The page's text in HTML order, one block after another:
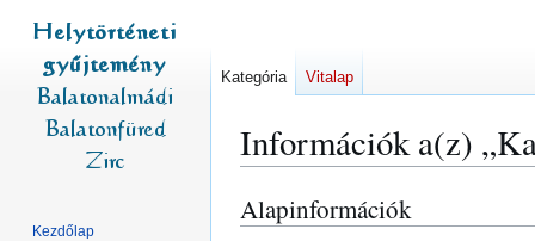
Információk a(z)
Ugrás
a
Ugrás
a
Alapinformációk
Kategória Vitalap
Kezdőlap